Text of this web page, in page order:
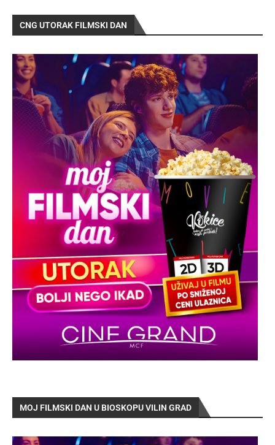
CNG UTORAK FILMSKI DAN
MOJ FILMSKI DAN U BIOSKOPU VILIN GRAD